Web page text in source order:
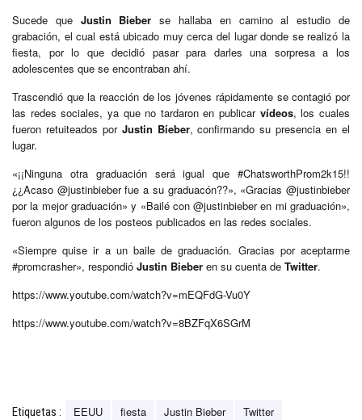
Sucede que Justin Bieber se hallaba en camino al estudio de
grabación, el cual está ubicado muy cerca del lugar donde se realizó la
fiesta, por lo que decidió pasar para darles una sorpresa a los
adolescentes que se encontraban ahí.
Trascendió que la reacción de los jóvenes rápidamente se contagió por
las redes sociales, ya que no tardaron en publicar vídeos, los cuales
fueron retuiteados por Justin Bieber, confirmando su presencia en el
lugar.
«¡¡Ninguna otra graduación será igual que #ChatsworthProm2k15!!
¿¿Acaso @justinbieber fue a su graduacón??», «Gracias @justinbieber
por la mejor graduación» y «Bailé con @justinbieber en mi graduación»,
fueron algunos de los posteos publicados en las redes sociales.
«Siempre quise ir a un baile de graduación. Gracias por aceptarme
#promcrasher», respondió Justin Bieber en su cuenta de Twitter.
https://www.youtube.com/watch?v=mEQFdG-Vu0Y
https://www.youtube.com/watch?v=8BZFqX6SGrM
Etiquetas : EEUU fiesta Justin Bieber Twitter